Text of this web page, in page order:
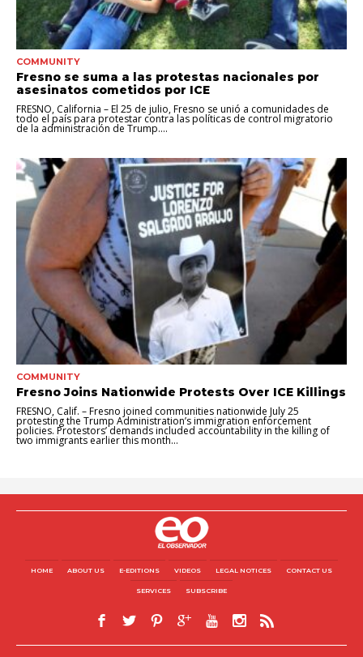
COMMUNITY
Fresno se suma a las protestas nacionales por
asesinatos cometidos por ICE
FRESNO, California – El 25 de julio, Fresno se unió a comunidades de
todo el país para protestar contra las políticas de control migratorio
de la administración de Trump....
COMMUNITY
Fresno Joins Nationwide Protests Over ICE Killings
FRESNO, Calif. – Fresno joined communities nationwide July 25
protesting the Trump Administration’s immigration enforcement
policies. Protestors’ demands included accountability in the killing of
two immigrants earlier this month...
HOME ABOUT US E-EDITIONS VIDEOS LEGAL NOTICES CONTACT US
SERVICES SUBSCRIBE